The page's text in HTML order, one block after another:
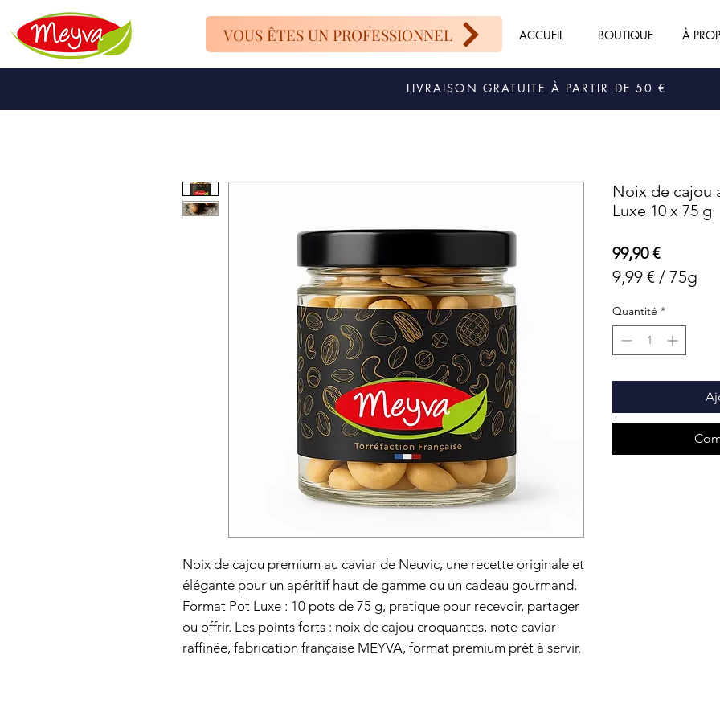
ACCUEIL BOUTIQUE À
VOUS ÊTES UN PROFESSIONNEL
LIVRAISON GRATUITE À PARTIR DE 50 €
Noix de cajou premium au caviar de Neuvic, une recette originale et
élégante pour un apéritif haut de gamme ou un cadeau gourmand.
Format Pot Luxe : 10 pots de 75 g, pratique pour recevoir, partager
ou offrir. Les points forts : noix de cajou croquantes, note caviar
raffinée, fabrication française MEYVA, format premium prêt à servir.
Noix de cajou
Luxe 10 x 75 g
99,90 €Prix
9,99 € / 75g
pour
75
Grammes
Quantité *